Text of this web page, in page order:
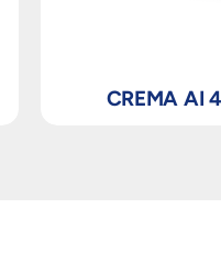
CREMA AI